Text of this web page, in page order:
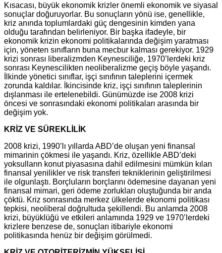
Kısacası, büyük ekonomik krizler önemli ekonomik ve siyasal
sonuçlar doğuruyorlar. Bu sonuçların yönü ise, genellikle,
kriz anında toplumlardaki güç dengesinin kimden yana
olduğu tarafından belirleniyor. Bir başka ifadeyle, bir
ekonomik krizin ekonomi politikalarında değişim yaratması
için, yöneten sınıfların buna mecbur kalması gerekiyor. 1929
krizi sonrası liberalizmden Keynesciliğe, 1970’lerdeki kriz
sonrası Keynescilikten neoliberalizme geçiş böyle yaşandı.
İlkinde yönetici sınıflar, işçi sınıfının taleplerini içermek
zorunda kaldılar. İkincisinde kriz, işçi sınıfının taleplerinin
dışlanması ile ertelenebildi. Günümüzde ise 2008 krizi
öncesi ve sonrasındaki ekonomi politikaları arasında bir
değişim yok.
KRİZ VE SÜREKLİLİK
2008 krizi, 1990’lı yıllarda ABD’de oluşan yeni finansal
mimarinin çökmesi ile yaşandı. Kriz, özellikle ABD’deki
yoksulların konut piyasasına dahil edilmesini mümkün kılan
finansal yenilikler ve risk transferi tekniklerinin geliştirilmesi
ile olgunlaştı. Borçluların borçlarını ödemesine dayanan yeni
finansal mimari, geri ödeme zorlukları oluştuğunda bir anda
çöktü. Kriz sonrasında merkez ülkelerde ekonomi politikası
tepkisi, neoliberal doğrultuda şekillendi. Bu anlamda 2008
krizi, büyüklüğü ve etkileri anlamında 1929 ve 1970’lerdeki
krizlere benzese de, sonuçları itibariyle ekonomi
politikasında henüz bir değişim görülmedi.